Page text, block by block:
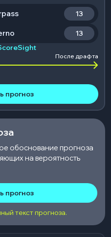
13
13
После драфта
прогноз
обоснование прогноза
на вероятность
прогноз
текст прогноза.